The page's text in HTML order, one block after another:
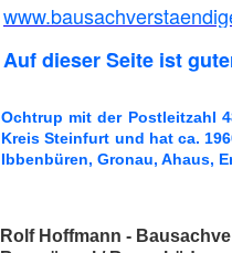
Ochtrup mit der Postleitzahl
Kreis Steinfurt und hat ca.
Ibbenbüren, Gronau, Ahaus,
Auf dieser Seite ist
Rolf Hoffmann -